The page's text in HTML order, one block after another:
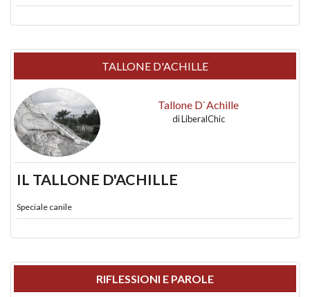
TALLONE D'ACHILLE
Tallone D`Achille
diLiberalChic
IL TALLONE D'ACHILLE
Speciale canile
RIFLESSIONI E PAROLE